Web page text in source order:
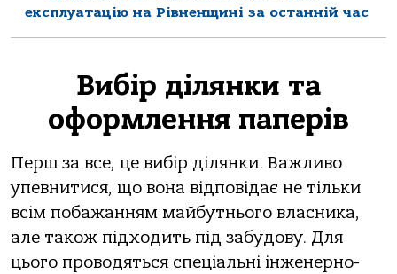
експлуатацію на Рівненщині за останній час
Вибір ділянки та
оформлення паперів
Перш за все, це вибір ділянки. Важливо
упевнитися, що вона відповідає не тільки
всім побажанням майбутнього власника,
але також підходить під забудову. Для
цього проводяться спеціальні інженерно-